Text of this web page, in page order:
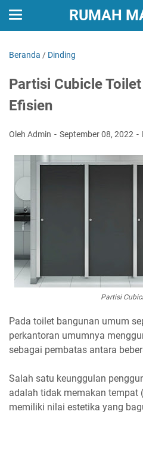
RUMAH
Beranda / Dinding
Partisi Cubicle
Efisien
Oleh Admin September 08, 2022
Partisi
Pada toilet bangunan umum
perkantoran umumnya
sebagai pembatas antara
Salah satu keunggulan
adalah tidak memakan tempat
memiliki nilai estetika yang